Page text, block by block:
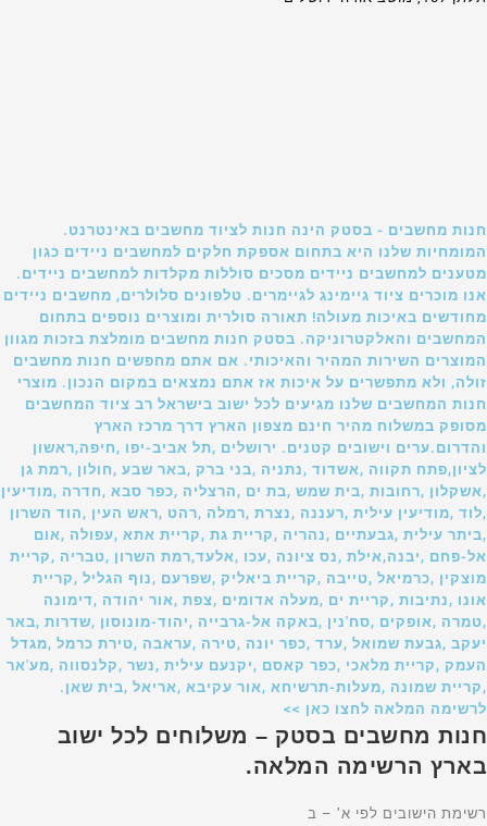
חנות מחשבים - בסטק הינה חנות לציוד מחשבים באינטרנט.
המומחיות שלנו היא בתחום אספקת חלקים למחשבים ניידים כגון
מטענים למחשבים ניידים מסכים סוללות מקלדות למחשבים ניידים.
אנו מוכרים ציוד גיימינג לגיימרים. טלפונים סלולרים, מחשבים ניידים
מחודשים באיכות מעולה! תאורה סולרית ומוצרים נוספים בתחום
המחשבים והאלקטרוניקה. בסטק חנות מחשבים מומלצת בזכות מגוון
המוצרים השירות המהיר והאיכותי. אם אתם מחפשים חנות מחשבים
זולה, ולא מתפשרים על איכות אז אתם נמצאים במקום הנכון. מוצרי
חנות המחשבים שלנו מגיעים לכל ישוב בישראל רב ציוד המחשבים
מסופק במשלוח מהיר חינם מצפון הארץ דרך מרכז הארץ
והדרום.ערים וישובים קטנים. ירושלים ,תל אביב-יפו ,חיפה,ראשון
לציון,פתח תקווה ,אשדוד ,נתניה ,בני ברק ,באר שבע ,חולון ,רמת גן
,אשקלון ,רחובות ,בית שמש ,בת ים ,הרצליה ,כפר סבא ,חדרה ,מודיעין
,לוד ,מודיעין עילית ,רעננה ,נצרת ,רמלה ,רהט ,ראש העין ,הוד השרון
,ביתר עילית ,גבעתיים ,נהריה ,קריית גת ,קריית אתא ,עפולה ,אום
אל-פחם ,יבנה,אילת ,נס ציונה ,עכו ,אלעד,רמת השרון ,טבריה ,קריית
מוצקין ,כרמיאל ,טייבה ,קריית ביאליק ,שפרעם ,נוף הגליל ,קריית
אונו ,נתיבות ,קריית ים ,מעלה אדומים ,צפת ,אור יהודה ,דימונה
,טמרה ,אופקים ,סח'נין ,באקה אל-גרבייה ,יהוד-מונוסון ,שדרות ,באר
יעקב ,גבעת שמואל ,ערד ,כפר יונה ,טירה ,עראבה ,טירת כרמל ,מגדל
העמק ,קריית מלאכי ,כפר קאסם ,יקנעם עילית ,נשר ,קלנסווה ,מע'אר
,קריית שמונה ,מעלות-תרשיחא ,אור עקיבא ,אריאל ,בית שאן.
לרשימה המלאה לחצו כאן >>
חנות מחשבים בסטק – משלוחים לכל ישוב
בארץ הרשימה המלאה.
רשימת הישובים לפי א’ – ב